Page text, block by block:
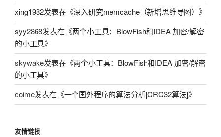
xing1982发表在《深入研究memcache（新增思维导图） 》
syy2868发表在《两个小工具：BlowFish和IDEA 加密/解密
的小工具》
skywake发表在《两个小工具：BlowFish和IDEA 加密/解密
的小工具》
coime发表在《一个国外程序的算法分析[CRC32算法]》
友情链接